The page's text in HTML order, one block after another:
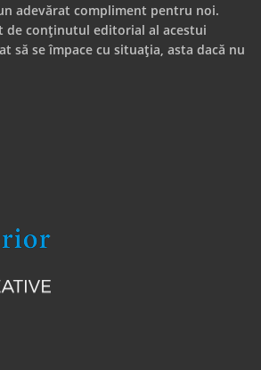
adevărat compliment pentru noi.
de conținutul editorial al acestui
să se împace cu situația, asta dacă nu